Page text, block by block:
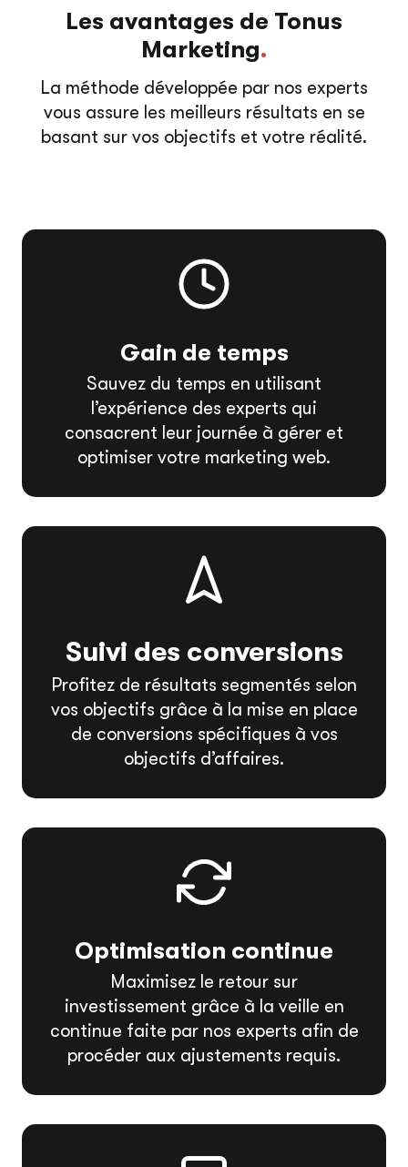
Les avantages de Tonus
Marketing.
La méthode développée par nos experts
vous assure les meilleurs résultats en se
basant sur vos objectifs et votre réalité.
Gain de temps
Sauvez du temps en utilisant
l’expérience des experts qui
consacrent leur journée à gérer et
optimiser votre marketing web.
Suivi des conversions
Profitez de résultats segmentés selon
vos objectifs grâce à la mise en place
de conversions spécifiques à vos
objectifs d’affaires.
Optimisation continue
Maximisez le retour sur
investissement grâce à la veille en
continue faite par nos experts afin de
procéder aux ajustements requis.